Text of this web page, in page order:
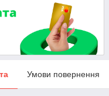
Умови повернення